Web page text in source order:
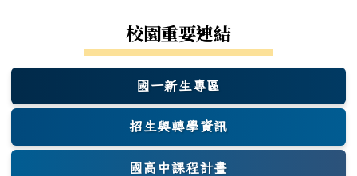
校園重要連結
國一新生專區
(另開新視窗)
招生與轉學資訊
國高中課程計畫